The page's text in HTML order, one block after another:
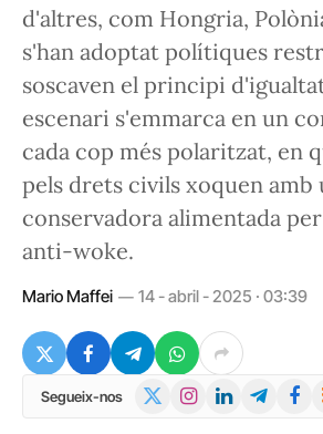
d'altres, com Hongria,
s'han adoptat polítiques
soscaven el principi
escenari s'emmarca en un
cada cop més polaritzat, en
pels drets civils xoquen amb
conservadora alimentada
anti-woke.
Mario Maffei 14 - abril - 2025 · 03:39
Segueix-nos InstagramLinkedInTelegram